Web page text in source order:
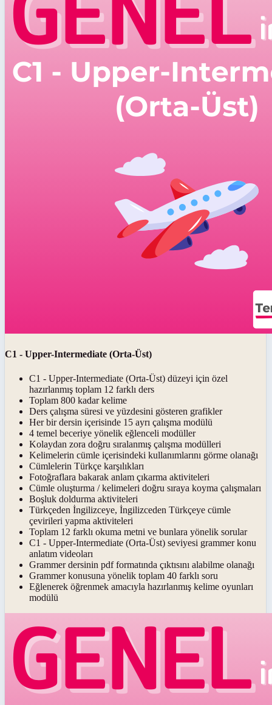
C1 - Upper-Intermediate (Orta-Üst)
C1 - Upper-Intermediate (Orta-Üst) düzeyi için özel
hazırlanmış toplam 12 farklı ders
Toplam 800 kadar kelime
Ders çalışma süresi ve yüzdesini gösteren grafikler
Her bir dersin içerisinde 15 ayrı çalışma modülü
4 temel beceriye yönelik eğlenceli modüller
Kolaydan zora doğru sıralanmış çalışma modülleri
Kelimelerin cümle içerisindeki kullanımlarını görme olanağı
Cümlelerin Türkçe karşılıkları
Fotoğraflara bakarak anlam çıkarma aktiviteleri
Cümle oluşturma / kelimeleri doğru sıraya koyma çalışmaları
Boşluk doldurma aktiviteleri
Türkçeden İngilizceye, İngilizceden Türkçeye cümle
çevirileri yapma aktiviteleri
Toplam 12 farklı okuma metni ve bunlara yönelik sorular
C1 - Upper-Intermediate (Orta-Üst) seviyesi grammer konu
anlatım videoları
Grammer dersinin pdf formatında çıktısını alabilme olanağı
Grammer konusuna yönelik toplam 40 farklı soru
Eğlenerek öğrenmek amacıyla hazırlanmış kelime oyunları
modülü